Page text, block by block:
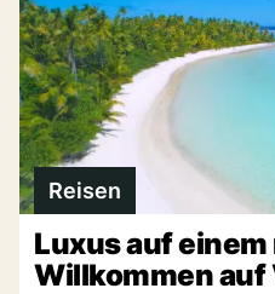
Reisen
Luxus auf
Willkommen auf